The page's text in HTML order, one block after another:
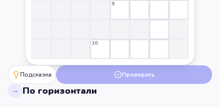
9
10
Подсказка Проверить
→ По горизонтали